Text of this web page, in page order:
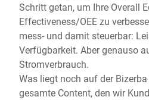
Schritt getan, um Ihre Overall
Effectiveness/OEE zu
mess- und damit steuerbar:
Verfügbarkeit. Aber genauso
Stromverbrauch.
Was liegt noch auf der
gesamte Content, den wir